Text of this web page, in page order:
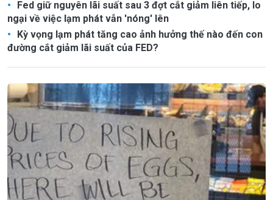
Fed giữ nguyên lãi suất sau 3 đợt cắt giảm liên tiếp, lo
ngại về việc lạm phát vẫn 'nóng' lên
Kỳ vọng lạm phát tăng cao ảnh hưởng thế nào đến con
đường cắt giảm lãi suất của FED?